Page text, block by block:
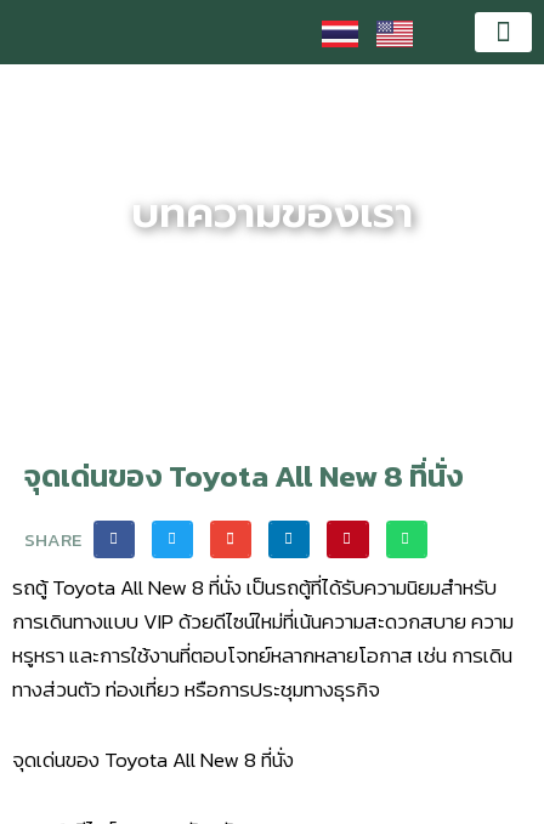
บทความของเรา
จุดเด่นของ Toyota All New 8 ที่นั่ง
SHARE
รถตู้ Toyota All New 8 ที่นั่ง เป็นรถตู้ที่ได้รับความนิยมสำหรับ
การเดินทางแบบ VIP ด้วยดีไซน์ใหม่ที่เน้นความสะดวกสบาย ความ
หรูหรา และการใช้งานที่ตอบโจทย์หลากหลายโอกาส เช่น การเดิน
ทางส่วนตัว ท่องเที่ยว หรือการประชุมทางธุรกิจ
จุดเด่นของ Toyota All New 8 ที่นั่ง